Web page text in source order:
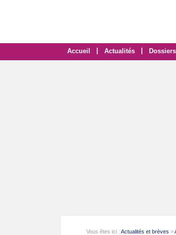
Accueil Actualités
Vous êtes ici : Actualités et brèves >